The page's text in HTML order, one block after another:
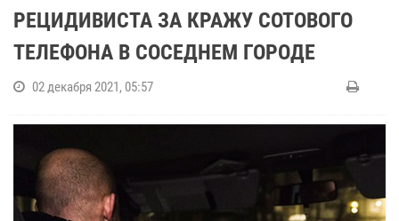
РЕЦИДИВИСТА ЗА КРАЖУ СОТОВОГО
ТЕЛЕФОНА В СОСЕДНЕМ ГОРОДЕ
02 декабря 2021, 05:57